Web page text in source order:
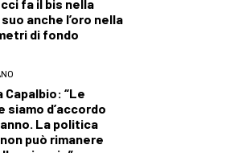
fa il bis nella
anche l’oro nella
di fondo
Capalbio: “Le
siamo d’accordo
La politica
può rimanere